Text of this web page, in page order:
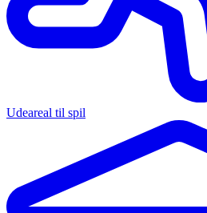
Udeareal til spil